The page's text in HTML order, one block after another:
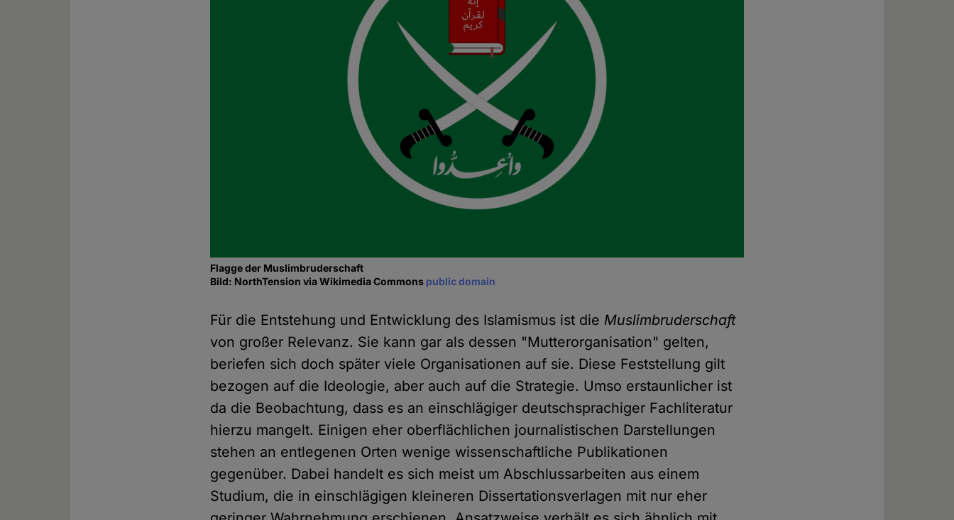
Flagge der Muslimbruderschaft
Bild: NorthTension via Wikimedia Commons public domain
Für die Entstehung und Entwicklung des Islamismus ist die Muslimbruderschaft
von großer Relevanz. Sie kann gar als dessen "Mutterorganisation" gelten,
beriefen sich doch später viele Organisationen auf sie. Diese Feststellung gilt
bezogen auf die Ideologie, aber auch auf die Strategie. Umso erstaunlicher ist
da die Beobachtung, dass es an einschlägiger deutschsprachiger Fachliteratur
hierzu mangelt. Einigen eher oberflächlichen journalistischen Darstellungen
stehen an entlegenen Orten wenige wissenschaftliche Publikationen
gegenüber. Dabei handelt es sich meist um Abschlussarbeiten aus einem
Studium, die in einschlägigen kleineren Dissertationsverlagen mit nur eher